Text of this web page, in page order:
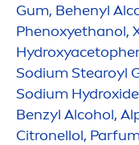
Gum, Behenyl
Phenoxyethanol,
Hydro
Sodium Stearoyl
Sodium Hydro
Benzyl Alcohol,
Citronellol, Parfum